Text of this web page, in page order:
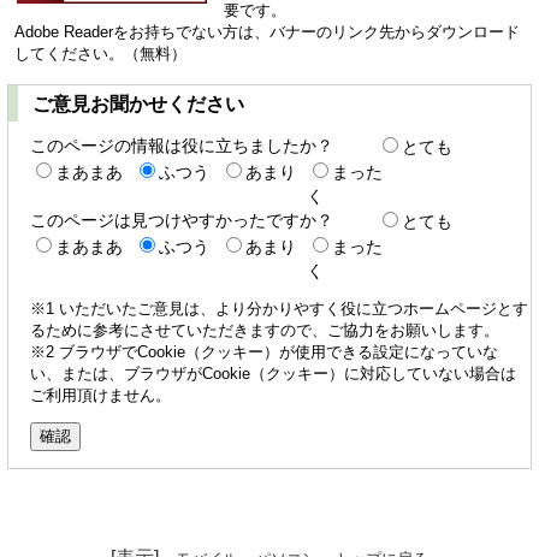
要です。
Adobe Readerをお持ちでない方は、バナーのリンク先からダウンロード
してください。（無料）
ご意見お聞かせください
このページの情報は役に立ちましたか？
とても
まあまあ
ふつう あまり
まった
く
このページは見つけやすかったですか？
とても
まあまあ
ふつう あまり
まった
く
※1 いただいたご意見は、より分かりやすく役に立つホームページとす
るために参考にさせていただきますので、ご協力をお願いします。
※2 ブラウザでCookie（クッキー）が使用できる設定になっていな
い、または、ブラウザがCookie（クッキー）に対応していない場合は
ご利用頂けません。